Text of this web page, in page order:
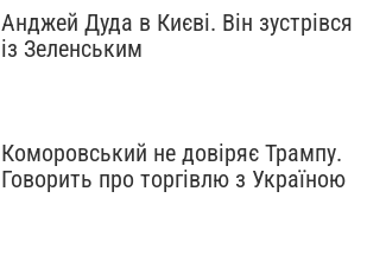
Анджей Дуда в Києві. Він зустрівся
із Зеленським
Коморовський не довіряє Трампу.
Говорить про торгівлю з Україною